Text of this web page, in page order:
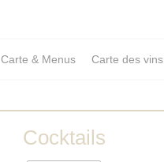
Carte & Menus Carte des vins
Cocktails